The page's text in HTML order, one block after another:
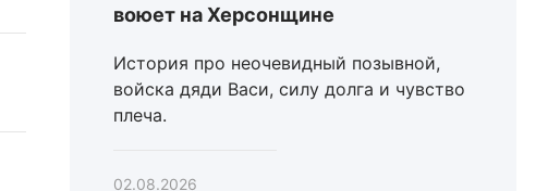
воюет на Херсонщине
История про неочевидный позывной,
войска дяди Васи, силу долга и чувство
плеча.
02.08.2026